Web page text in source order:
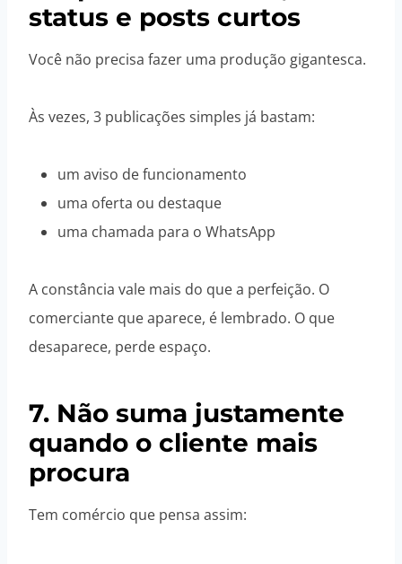
status e posts curtos
Você não precisa fazer uma produção gigantesca.
Às vezes, 3 publicações simples já bastam:
um aviso de funcionamento
uma oferta ou destaque
uma chamada para o WhatsApp
A constância vale mais do que a perfeição. O
comerciante que aparece, é lembrado. O que
desaparece, perde espaço.
7. Não suma justamente
quando o cliente mais
procura
Tem comércio que pensa assim: